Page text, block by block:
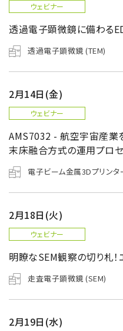
電子ビーム描画装置 (可変
ライフサイエンス解析装置
クライオ電子顕微鏡
走査電子顕微鏡 (SEM)
集束イオンビーム加工観
核磁気共鳴装置 (NMR)
産業機器
電子ビーム金属3Dプリン
成膜関連機器 (電子銃・プ
ウェビナー
透過電子顕微鏡に備わる
透過電子顕微鏡 (TEM)
2月14日(金)
ウェビナー
AMS7032 - 航空宇宙産業
末床融合方式の運用プロ
電子ビーム金属3Dプリンタ
2月18日(火)
ウェビナー
明瞭なSEM観察の切り札
走査電子顕微鏡 (SEM)
2月19日(水)